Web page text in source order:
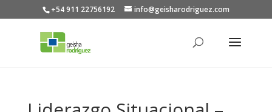
+54 911 22756192 info@geisharodriguez.com